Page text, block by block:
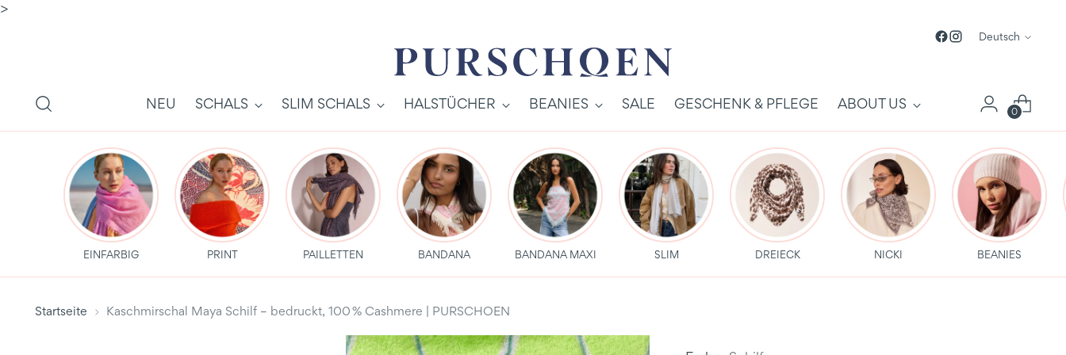
>
Sprache
Deutsch
NEU SCHALS SLIM SCHALS HALSTÜCHER BEANIES SALE GESCHENK & PFLEGE ABOUT US 0
EINFARBIG PRINT PAILLETTEN BANDANA BANDANA MAXI SLIM DREIECK NICKI BEANIES
Startseite Kaschmirschal Maya Schilf – bedruckt, 100 % Cashmere | PURSCHOEN